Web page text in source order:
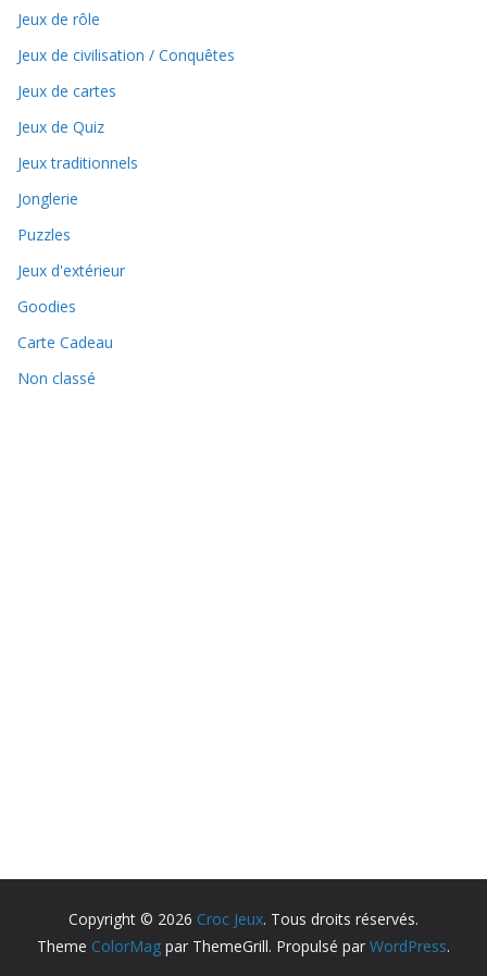
Jeux de rôle
Jeux de civilisation / Conquêtes
Jeux de cartes
Jeux de Quiz
Jeux traditionnels
Jonglerie
Puzzles
Jeux d'extérieur
Goodies
Carte Cadeau
Non classé
Copyright © 2026 Croc Jeux. Tous droits réservés.
Theme ColorMag par ThemeGrill. Propulsé par WordPress.